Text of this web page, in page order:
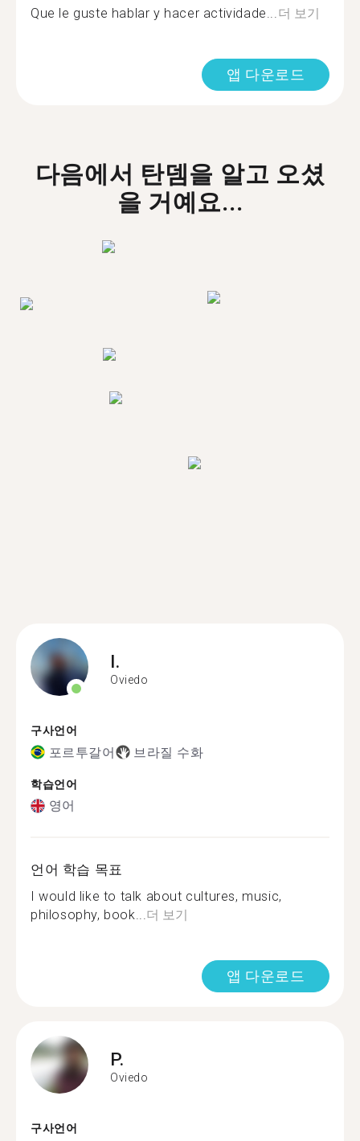
Que le guste hablar y hacer actividade...더 보기
앱 다운로드
다음에서 탄뎀을 알고 오셨
을 거예요...
I.
Oviedo
구사언어
포르투갈어 브라질 수화
학습언어
영어
언어 학습 목표
I would like to talk about cultures, music,
philosophy, book...더 보기
앱 다운로드
P.
Oviedo
구사언어